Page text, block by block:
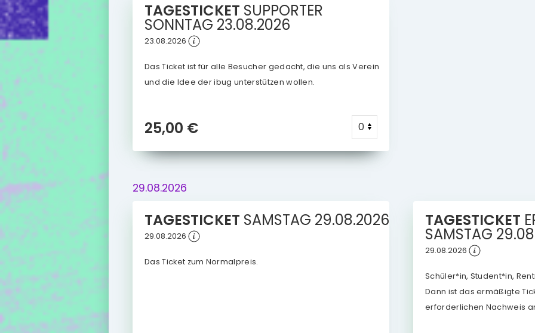
TAGESTICKET SUPPORTER
SONNTAG 23.08.2026
23.08.2026
Das Ticket ist für alle Besucher gedacht, die uns als Verein
und die Idee der ibug unterstützen wollen.
25,00 €
29.08.2026
TAGESTICKET SAMSTAG 29.08.2026
29.08.2026
Das Ticket zum Normalpreis.
TAGESTICKET
SAMSTAG
29.08.2026
Schüler*in, Student*in,
Dann ist das ermäßigte
erforderlichen Nachweis